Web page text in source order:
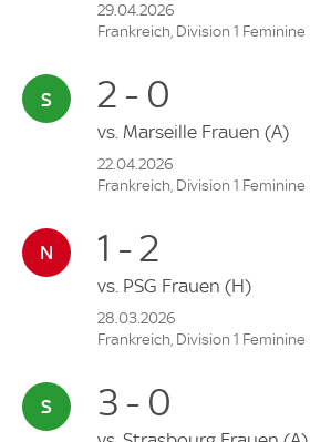
29.04.2026
Frankreich, Division 1 Feminine
2 - 0
vs. Marseille Frauen (A)
22.04.2026
Frankreich, Division 1 Feminine
1 - 2
vs. PSG Frauen (H)
28.03.2026
Frankreich, Division 1 Feminine
3 - 0